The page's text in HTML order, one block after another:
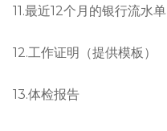
11.最近12个月的银行流水单
12.工作证明（提供模板）
13.体检报告